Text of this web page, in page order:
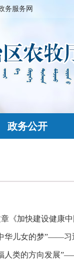
务服务网
政务公开
《加快建设健康
华儿女的梦”——
人类的方向发展